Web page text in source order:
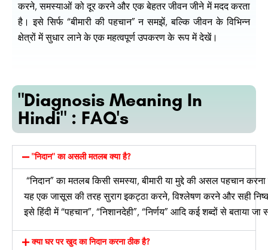
करने, समस्याओं को दूर करने और एक बेहतर जीवन जीने में मदद करता
है। इसे सिर्फ “बीमारी की पहचान” न समझें, बल्कि जीवन के विभिन्न
क्षेत्रों में सुधार लाने के एक महत्वपूर्ण उपकरण के रूप में देखें।
"Diagnosis Meaning In
Hindi" : FAQ's
"निदान" का असली मतलब क्या है?
“निदान”कामतलबकिसीसमस्या,बीमारीयामुद्देकी असलपहचानकरना
यहएकजासूसकीतरहसुरागइकट्ठाकरने,विश्लेषणकरनेऔरसही
इसेहिंदीमें“पहचान”, “निशानदेही”, “निर्णय” आदिकईशब्दोंसेबतायाजा
क्या घर पर खुद का निदान करना ठीक है?